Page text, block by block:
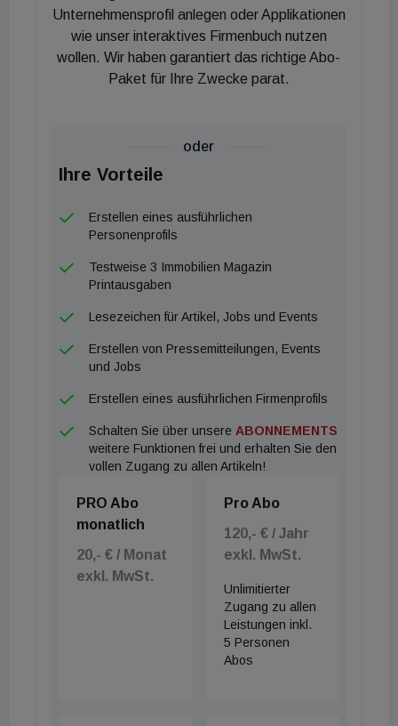
Unternehmensprofil anlegen oder Applikationen
wie unser interaktives Firmenbuch nutzen
wollen. Wir haben garantiert das richtige Abo-
Paket für Ihre Zwecke parat.
oder
Ihre Vorteile
Erstellen eines ausführlichen
Personenprofils
Testweise 3 Immobilien Magazin
Printausgaben
Lesezeichen für Artikel, Jobs und Events
Erstellen von Pressemitteilungen, Events
und Jobs
Erstellen eines ausführlichen Firmenprofils
Schalten Sie über unsere ABONNEMENTS
weitere Funktionen frei und erhalten Sie den
vollen Zugang zu allen Artikeln!
PRO Abo
monatlich
20,- € / Monat
exkl. MwSt.
Pro Abo
120,- € / Jahr
exkl. MwSt.
Unlimitierter
Zugang zu allen
Leistungen inkl.
5 Personen
Abos